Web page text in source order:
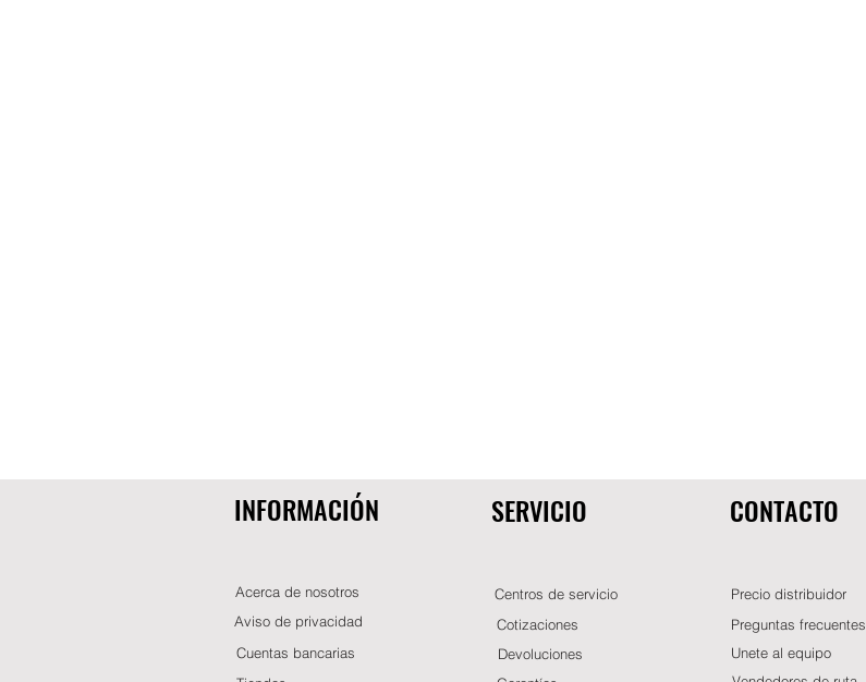
INFORMACIÓN
Acerca de nosotros
Aviso de privacidad
Cuentas bancarias
SERVICIO
Centros de servicio
Cotizaciones
Devoluciones
CONTACTO
Precio distribuidor
Preguntas frecuentes
Unete al equipo